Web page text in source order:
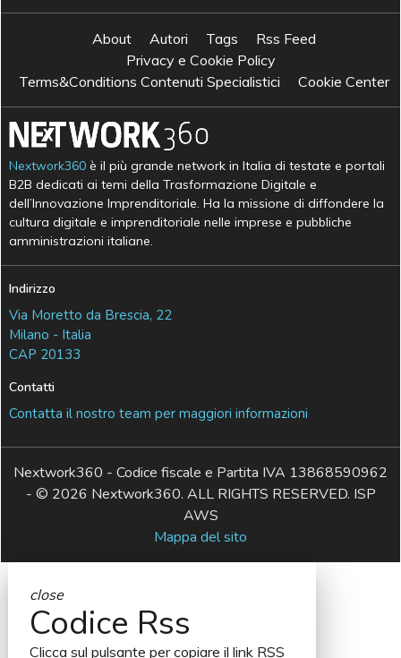
About Autori Tags
Rss Feed
Privacy e Cookie Policy
Terms&Conditions Contenuti Specialistici
Cookie Center
Nextwork360 è il più grande network in Italia di testate e portali
B2B dedicati ai temi della Trasformazione Digitale e
dell’Innovazione Imprenditoriale. Ha la missione di diffondere la
cultura digitale e imprenditoriale nelle imprese e pubbliche
amministrazioni italiane.
Indirizzo
Via Moretto da Brescia, 22
Milano - Italia
CAP 20133
Contatti
Contatta il nostro team per maggiori informazioni
Nextwork360 - Codice fiscale e Partita IVA 13868590962
- © 2026 Nextwork360. ALL RIGHTS RESERVED. ISP
AWS
Mappa del sito
close
Codice Rss
Clicca sul pulsante per copiare il link RSS